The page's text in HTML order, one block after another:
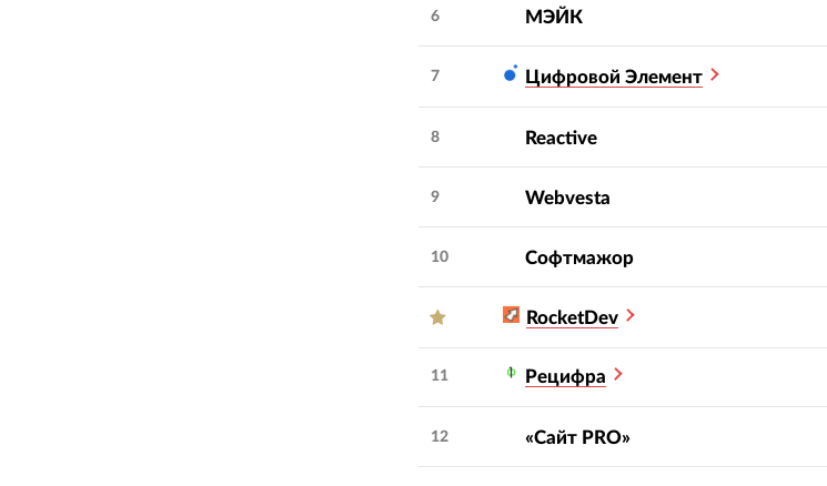
5.0 5.0
6 МЭЙК
7 Цифровой Элемент
8 Reactive
9 Webvesta
10 Софтмажор
RocketDev
11 Рецифра
12 «Сайт PRO»